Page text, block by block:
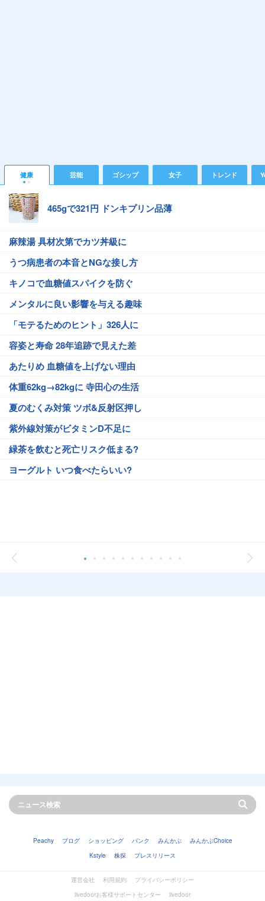
健康 芸能 ゴシップ 女子 トレンド
465gで321円 ドンキプリン品薄
麻辣湯 具材次第でカツ丼級に
うつ病患者の本音とNGな接し方
キノコで血糖値スパイクを防ぐ
メンタルに良い影響を与える趣味
「モテるためのヒント」326人に
容姿と寿命 28年追跡で見えた差
あたりめ 血糖値を上げない理由
体重62kg→82kgに 寺田心の生活
夏のむくみ対策 ツボ&反射区押し
紫外線対策がビタミンD不足に
緑茶を飲むと死亡リスク低まる?
ヨーグルト いつ食べたらいい?
Peachy ブログ ショッピング バンク みんかぶ
みんかぶChoice
Kstyle
株探 プレスリリース
運営会社 利用規約
プライバシーポリシー
livedoorお客様サポートセンター
livedoor